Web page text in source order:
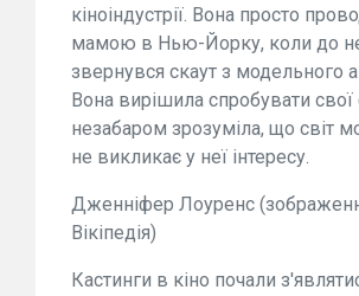
кіноіндустрії. Вона просто
мамою в Нью-Йорку, коли до
звернувся скаут з модельного
Вона вирішила спробувати свої
незабаром зрозуміла, що світ
не викликає у неї інтересу.
Дженніфер Лоуренс
Вікіпедія)
Кастинги в кіно почали